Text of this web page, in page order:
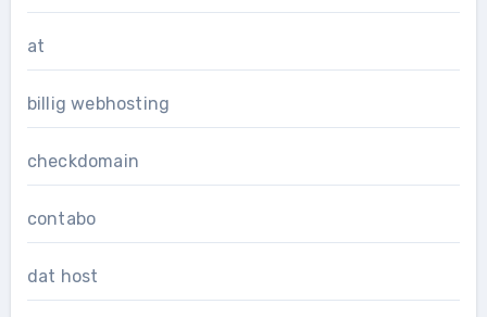
at
billig webhosting
checkdomain
contabo
dat host